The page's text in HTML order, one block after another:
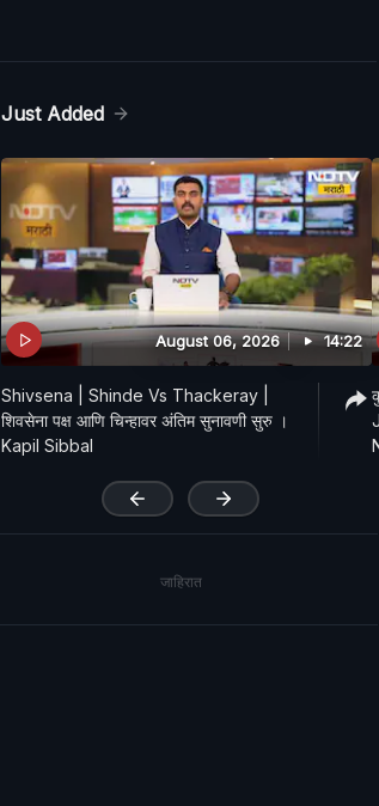
Just Added
August 06, 2026 14:22
Shivsena | Shinde Vs Thackeray |
शिवसेना पक्ष आणि चिन्हावर अंतिम सुनावणी सुरु ।
Kapil Sibbal
जाहिरात